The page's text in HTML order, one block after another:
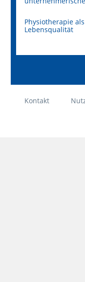
Physiotherapie
Lebensqualität
Kontakt